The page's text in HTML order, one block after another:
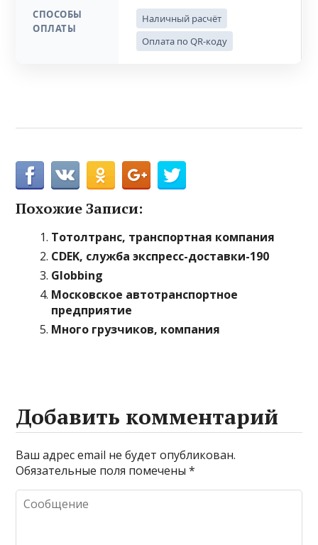
СПОСОБЫ
ОПЛАТЫ
Наличный расчёт
Оплата по QR-коду
Похожие Записи:
Тотолтранс, транспортная компания
CDEK, служба экспресс-доставки-190
Globbing
Московское автотранспортное
предприятие
Много грузчиков, компания
Добавить комментарий
Ваш адрес email не будет опубликован.
Обязательные поля помечены*